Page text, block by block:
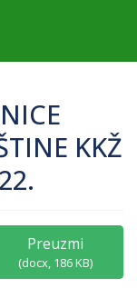
KKŽ
Preuzmi
(docx, 186 KB)